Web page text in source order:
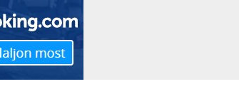
Mastercard Formula 1 csapat
TWEET